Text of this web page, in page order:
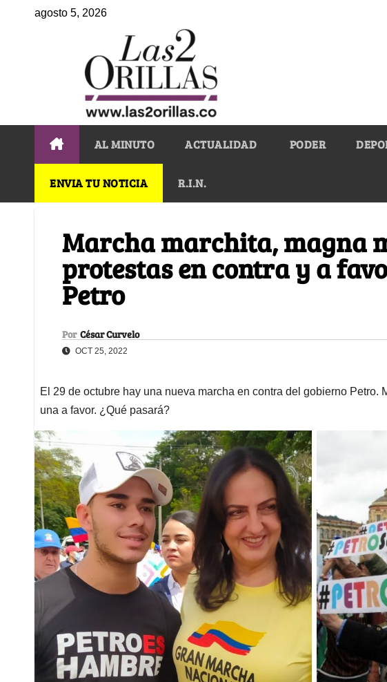
agosto 5, 2026
AL MINUTO ACTUALIDAD PODER
ENVIA TU NOTICIA R.I.N.
Marcha marchita, magna
protestas en contra y a
Petro
Por César Curvelo
OCT 25, 2022
El 29 de octubre hay una nueva marcha en contra del gobierno Petro.
una a favor. ¿Qué pasará?